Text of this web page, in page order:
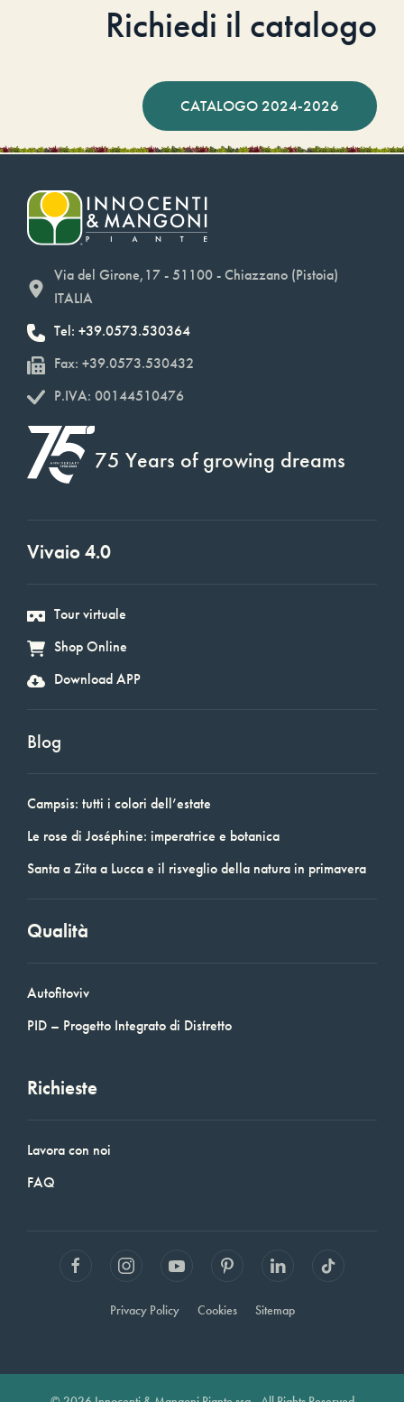
Richiedi il catalogo
CATALOGO 2024-2026
Via del Girone,17 - 51100 - Chiazzano (Pistoia)
ITALIA
Tel: +39.0573.530364
Fax: +39.0573.530432
P.IVA: 00144510476
75 Years of growing dreams
Vivaio 4.0
Tour virtuale
Shop Online
Download APP
Blog
Campsis: tutti i colori dell’estate
Le rose di Joséphine: imperatrice e botanica
Santa a Zita a Lucca e il risveglio della natura in primavera
Qualità
Autofitoviv
PID – Progetto Integrato di Distretto
Richieste
Lavora con noi
FAQ
Privacy Policy Cookies Sitemap